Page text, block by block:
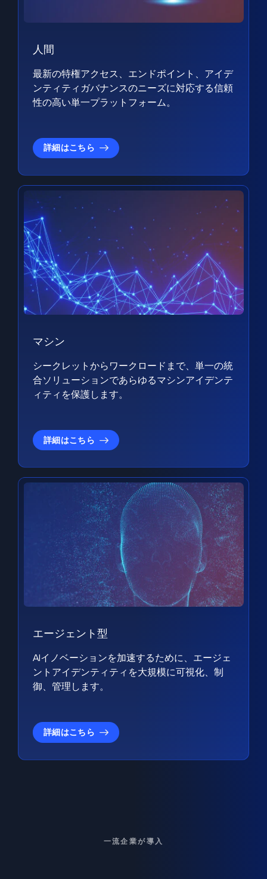
人間
最新の特権アクセス、エンドポイント、アイデ
ンティティガバナンスのニーズに対応する信頼
性の高い単一プラットフォーム。
詳細はこちら
マシン
シークレットからワークロードまで、単一の統
合ソリューションであらゆるマシンアイデンテ
ィティを保護します。
詳細はこちら
エージェント型
AIイノベーションを加速するために、エージェ
ントアイデンティティを大規模に可視化、制
御、管理します。
詳細はこちら
一流企業が導入